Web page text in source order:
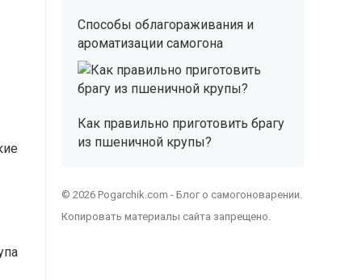
Способы облагораживания и
ароматизации самогона
Как правильно приготовить брагу
из пшеничной крупы?
© 2026 Pogarchik.com - Блог о самогоноварении.
Копировать материалы сайта запрещено.